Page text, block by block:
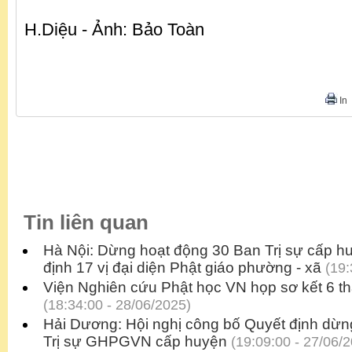
H.Diệu - Ảnh: Bảo Toàn
In
Tin liên quan
Hà Nội: Dừng hoạt động 30 Ban Trị sự cấp
định 17 vị đại diện Phật giáo phường - xã
Viện Nghiên cứu Phật học VN họp sơ kết 6
(18:34:00 - 28/06/2025)
Hải Dương: Hội nghị công bố Quyết định
Trị sự GHPGVN cấp huyện (19:09:00 - 27/06/